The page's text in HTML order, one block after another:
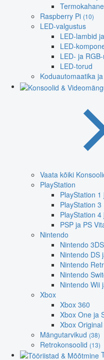
Raspberry Pi (10)
LED-valgustus
LED-lambid
LED-
LED- ja
LED-torud
Koduautomaatika
Vaata kõiki
PlayStation
PlayStation 1
PlayStation 3
PlayStation 4
PSP ja PS
Nintendo
Nintendo
Nintendo DS
Nintendo
Nintendo
Nintendo Wii
Xbox
Xbox 360
Xbox One ja
Xbox Original
Mängutarvikud (38)
Retrokonsoolid (13)